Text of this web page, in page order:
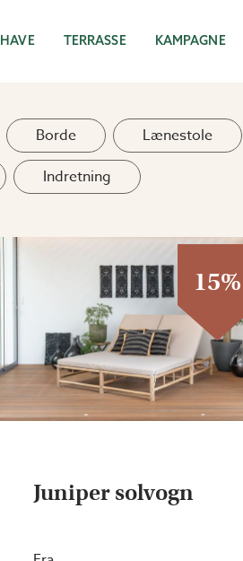
HAVE TERRASSE KAMPAGNE
Borde Lænestole
Indretning
15%
Juniper solvogn